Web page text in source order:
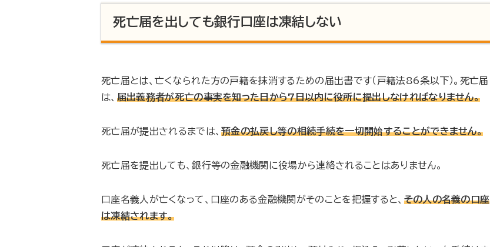
死亡届を出しても銀行口座は凍結しない
死亡届とは、亡くなられた方の戸籍を抹消するための届出書です（戸籍法86条以下）。死亡届
は、 届出義務者が死亡の事実を知った日から7日以内に役所に提出しなければなりません。
死亡届が提出されるまでは、預金の払戻し等の相続手続を一切開始することができません。
死亡届を提出しても、銀行等の金融機関に役場から連絡されることはありません。
口座名義人が亡くなって、口座のある金融機関がそのことを把握すると、 その人の名義の口座
は凍結されます。